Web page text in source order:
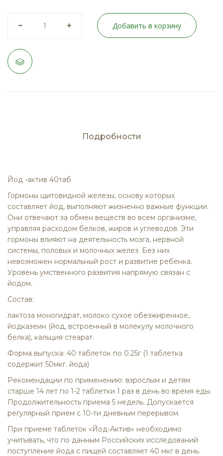
Добавить в корзину
Подробности
Йод -актив 40таб
Гормоны щитовидной железы, основу которых
составляет йод, выполняют жизненно важные функции.
Они отвечают за обмен веществ во всем организме,
управляя расходом белков, жиров и углеводов. Эти
гормоны влияют на деятельность мозга, нервной
системы, половых и молочных желез. Без них
невозможен нормальный рост и развитие ребенка.
Уровень умственного развития напрямую связан с
йодом.
Состав:
лактоза моногидрат, молоко сухое обезжиренное,
йодказеин (йод, встроенный в молекулу молочного
белка), кальция стеарат.
Форма выпуска: 40 таблеток по 0.25г (1 таблетка
содержит 50мкг. йода)
Рекомендации по применению: взрослым и детям
старше 14 лет по 1-2 таблетки 1 раз в день во время еды.
Продолжительность приема 5 недель. Допускается
регулярный прием с 10-ти дневным перерывом.
При приеме таблеток «Йод-Актив» необходимо
учитывать, что по данным Российских исследований
поступление йода с пищей составляет 40 мкг в день.